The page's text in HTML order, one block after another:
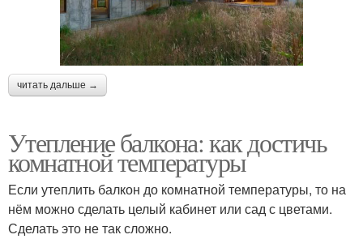
читать дальше →
Утепление балкона: как достичь
комнатной температуры
Если утеплить балкон до комнатной температуры, то на
нём можно сделать целый кабинет или сад с цветами.
Сделать это не так сложно.